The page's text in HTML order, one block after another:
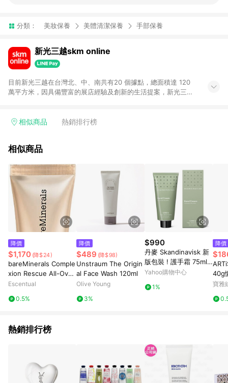
分類： 美妝保養 美體清潔保養 手部保養
新光三越skm online
目前新光三越在台灣北、中、南共有20 個據點，總面積達 120
萬平方米，因具備豐富的展店經驗及創新的生活提案，新光三越
理念不斷向前邁進，並善盡企業社會責任，為人們帶來更愉悅美
相似商品 熱銷排行榜
相似商品
降價
$1,170 (降$24)
bareMinerals Comple
xion Rescue All-Over
Luminizer SPF20 35
Escentual
0.5%
降價
$489 (降$98)
Unstraum The Origin
al Face Wash 120ml
Olive Young
3%
$990
丹麥 Skandinavisk 新
版包裝 ! 護手霜 75ml -
FJORD 風之耳語
Yahoo購物中心
1%
降價
40g
寶雅
熱銷排行榜